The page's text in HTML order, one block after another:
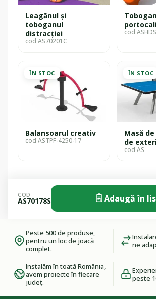
Leagănul și
toboganul
distracției
cod AS70201C
cod
ÎN STOC
Balansoarul creativ
cod ASTPF-4250-17
ÎN STOC
Masă
de
cod AS
COD
AS70178S Adaugă în
Peste 500 de produse,
pentru un loc de joacă
complet.
ne
Instalăm în toată România,
avem proiecte în fiecare
județ.
peste